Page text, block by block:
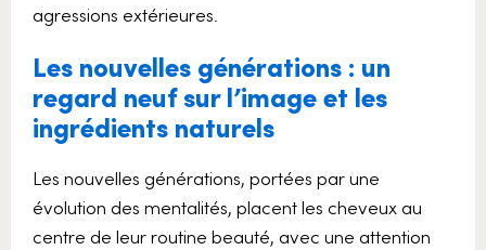
agressions extérieures.
Les nouvelles générations : un
regard neuf sur l’image et les
ingrédients naturels
Les nouvelles générations, portées par une
évolution des mentalités, placent les cheveux au
centre de leur routine beauté, avec une attention